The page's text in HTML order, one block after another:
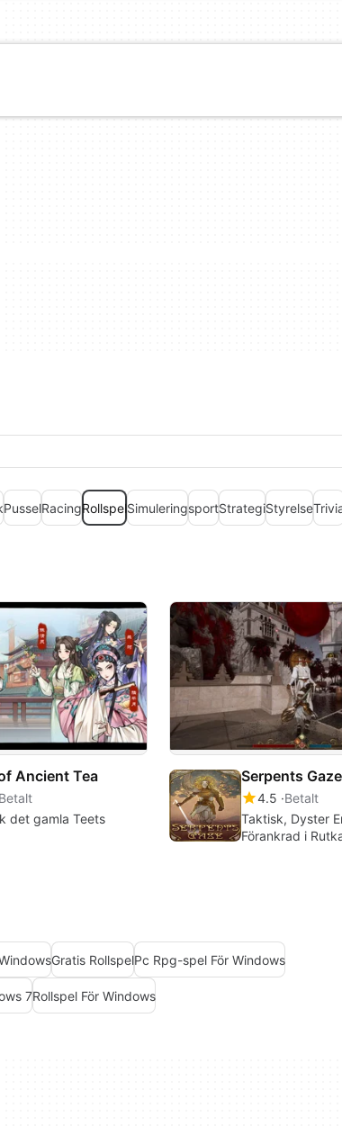
PusselRacingRollspelSimuleringsportStrategiStyrelse
Ancient Tea
Betalt
det gamla Teets
Serpents Gaze
4.5 Betalt
Taktisk, Dyster
Förankrad i
Gratis RollspelPc Rpg-spel För Windows
7Rollspel För Windows